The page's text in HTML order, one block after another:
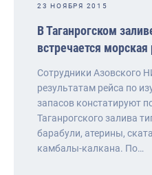
23 НОЯБРЯ 2015
В Таганрогском
встречается
Сотрудники Азовского
результатам рейса по
запасов констатируют
Таганрогского залива
барабули, атерины,
камбалы-калкана. По…